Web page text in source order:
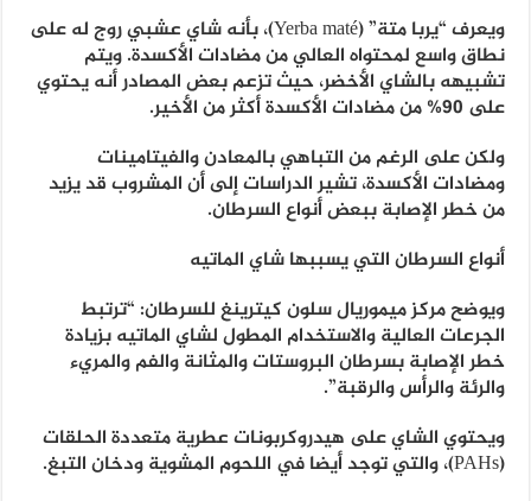
ويعرف “يربا متة” (Yerba maté)، بأنه شاي عشبي روج له على
نطاق واسع لمحتواه العالي من مضادات الأكسدة. ويتم
تشبيهه بالشاي الأخضر، حيث تزعم بعض المصادر أنه يحتوي
على 90% من مضادات الأكسدة أكثر من الأخير.
ولكن على الرغم من التباهي بالمعادن والفيتامينات
ومضادات الأكسدة، تشير الدراسات إلى أن المشروب قد يزيد
من خطر الإصابة ببعض أنواع السرطان.
أنواع السرطان التي يسببها شاي الماتيه
ويوضح مركز ميموريال سلون كيترينغ للسرطان: “ترتبط
الجرعات العالية والاستخدام المطول لشاي الماتيه بزيادة
خطر الإصابة بسرطان البروستات والمثانة والفم والمريء
والرئة والرأس والرقبة”.
ويحتوي الشاي على هيدروكربونات عطرية متعددة الحلقات
(PAHs)، والتي توجد أيضا في اللحوم المشوية ودخان التبغ.